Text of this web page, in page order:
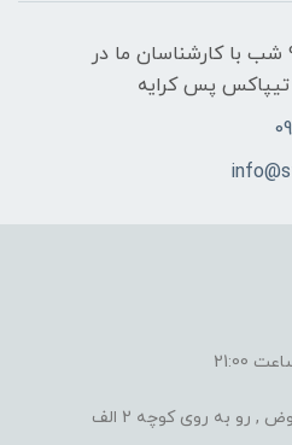
شنبه تا پنج شنبه 9 صبح تا 9 شب با کارشناسان ما در
پس کرایه
, رو به روی کوچه 2 الف